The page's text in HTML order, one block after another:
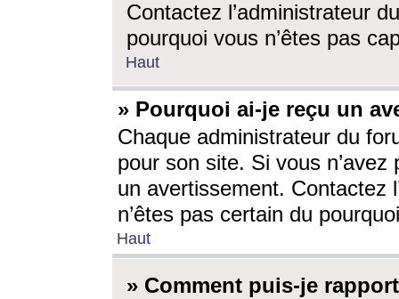
Contactez l’administrateur
pourquoi vous n’êtes pas
Haut
» Pourquoi ai-je reçu un
Chaque administrateur du
pour son site. Si vous
un avertissement. Contactez
n’êtes pas certain du
Haut
» Comment puis-je